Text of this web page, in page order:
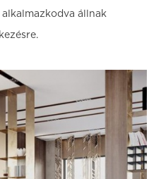
állnak